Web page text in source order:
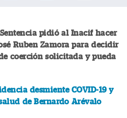
pidió al Inacif hacer
Ruben Zamora para decidir
coerción solicitada y pueda
desmiente COVID-19 y
de Bernardo Arévalo